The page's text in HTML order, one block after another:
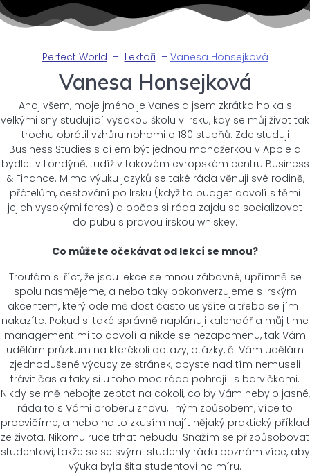
Perfect World – Lektoři – Vanesa Honsejková
Vanesa Honsejková
Ahoj všem, moje jméno je Vanes a jsem zkrátka holka s
velkými sny studující vysokou školu v Irsku, kdy se můj život tak
trochu obrátil vzhůru nohami o 180 stupňů. Zde studuji
Business Studies s cílem být jednou manažerkou v Apple a
bydlet v Londýně, tudíž v takovém evropském centru Business
& Finance. Mimo výuku jazyků se také ráda věnuji své rodině,
přátelům, cestování po Irsku (když to budget dovolí s těmi
jejich vysokými fares) a občas si ráda zajdu se socializovat
do pubu s pravou irskou whiskey.
Co můžete očekávat od lekcí se mnou?
Troufám si říct, že jsou lekce se mnou zábavné, upřímně se
spolu nasmějeme, a nebo taky pokonverzujeme s irským
akcentem, který ode mě dost často uslyšíte a třeba se jím i
nakazíte. Pokud si také správně naplánuji kalendář a můj time
management mi to dovolí a nikde se nezapomenu, tak Vám
udělám průzkum na kterékoli dotazy, otázky, či Vám udělám
zjednodušené výcucy ze stránek, abyste nad tím nemuseli
trávit čas a taky si u toho moc ráda pohraji i s barvičkami.
Nikdy se mě nebojte zeptat na cokoli, co by Vám nebylo jasné,
ráda to s Vámi proberu znovu, jiným způsobem, více to
procvičíme, a nebo na to zkusím najít nějaký praktický příklad
ze života. Nikomu ruce trhat nebudu. Snažím se přizpůsobovat
studentovi, takže se se svými studenty ráda poznám více, aby
výuka byla šita studentovi na míru.